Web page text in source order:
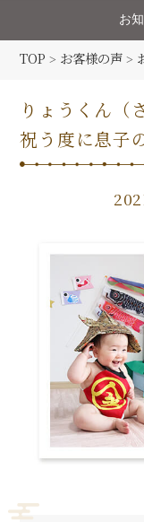
お
TOP > お客様の声 >
りょうくん（
祝う度に息子